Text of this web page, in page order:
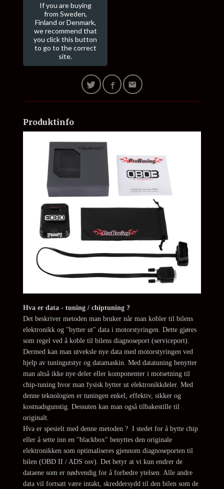
If you are buying
from Sweden,
Finland or Denmark,
we recommend that
you click this button
to go to the correct
site.
Produktinfo
Hva er data - tuning / chiptuning ?
Det beskriver metoden man bruker når man kobler til bilens
elektronikk og "bytter ut" data i motorstyringen. Dette gjøres
som regel ved å koble til bilens diagnoseport (serviceport).
Dermed kan man utveksle nye data med motorstyringen ved
hjelp av tuningutstyr og datamaskin. Med datatuning benytter
man altså ikke nye deler eller komponenter i motsetning til
chip-tuning hvor man fysisk bytter ut elektronikkdeler. Med
denne teknologien er tuningen enkel, effektiv, sikker og
kostnadsgunstig. Dessuten kan man også tilbakestille til
originalt.
Hva er spesielt med denne metoden ? I stedet for å bytte chip
eller å sette inn en "blackbox" benyttes den originale
elektronikken som optimaliseres gjennom diagnoseporten til
bilen (OBD II / ADS osv). Det betyr at vi kun endrer de
dataene som er nødvendig for å forbedre ytelsen. Alle andre
data vil fortsatt være intakt, skreddersydd til den bilen som de